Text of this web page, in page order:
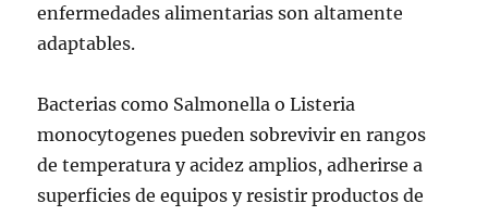
enfermedades alimentarias son altamente
adaptables.
Bacterias como Salmonella o Listeria
monocytogenes pueden sobrevivir en rangos
de temperatura y acidez amplios, adherirse a
superficies de equipos y resistir productos de